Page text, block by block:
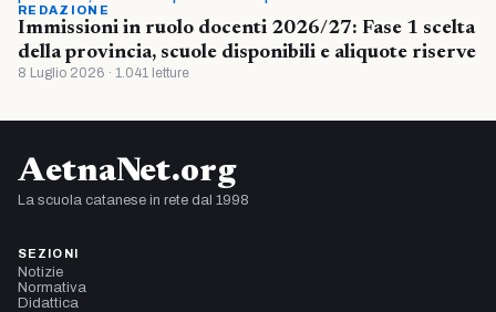
REDAZIONE
Immissioni in ruolo docenti 2026/27: Fase 1 scelta
della provincia, scuole disponibili e aliquote riserve
8 Luglio 2026 · 1.041 letture
AetnaNet.org
La scuola catanese in rete dal 1998
SEZIONI
Notizie
Normativa
Didattica